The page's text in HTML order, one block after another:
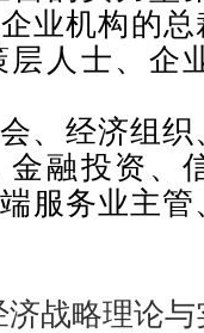
业机构的总
层人士、企
、经济组
金融投资、
服务业主
战略理论